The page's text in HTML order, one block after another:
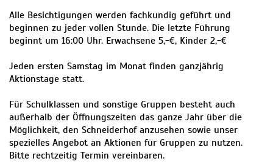
Alle Besichtigungen werden fachkundig geführt und
beginnen zu jeder vollen Stunde. Die letzte Führung
beginnt um 16:00 Uhr. Erwachsene 5,-€, Kinder 2,-€
Jeden ersten Samstag im Monat finden ganzjährig
Aktionstage statt.
Für Schulklassen und sonstige Gruppen besteht auch
außerhalb der Öffnungszeiten das ganze Jahr über die
Möglichkeit, den Schneiderhof anzusehen sowie unser
spezielles Angebot an Aktionen für Gruppen zu nutzen.
Bitte rechtzeitig Termin vereinbaren.